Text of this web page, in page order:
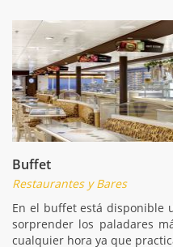
Buffet
Restaurantes y Bares
En el buffet está disponible
sorprender los paladares
cualquier hora ya que